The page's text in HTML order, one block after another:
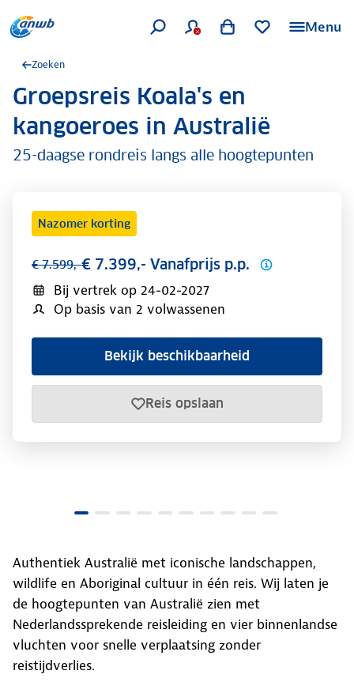
Menu
Zoeken
.Groepsreis Koala's en
kangoeroes in Australië
25-daagse rondreis langs alle hoogtepunten
Nazomer korting
€ 7.599,-€ 7.399,- Vanafprijs p.p.
Bij vertrek op 24-02-2027
Op basis van 2 volwassenen
Bekijk beschikbaarheid
Reis opslaan
Authentiek Australië met iconische landschappen,
wildlife en Aboriginal cultuur in één reis. Wij laten je
de hoogtepunten van Australië zien met
Nederlandssprekende reisleiding en vier binnenlandse
vluchten voor snelle verplaatsing zonder
reistijdverlies.